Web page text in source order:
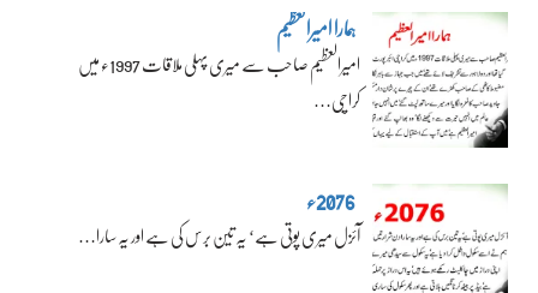
ہمارا امیرالعظیم
امیرالعظیم صاحب سے میری پہلی ملاقات 1997ء میں
کراچی…
2076ء
آئزل میری پوتی ہے‘ یہ تین برس کی ہے اور یہ سارا…